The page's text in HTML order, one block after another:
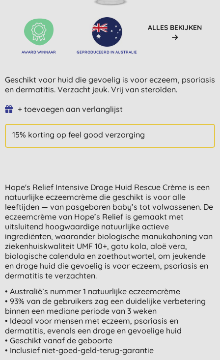
AWARD WINNAAR GEPRODUCEERD IN AUSTRALIE
ALLES BEKIJKEN
Geschikt voor huid die gevoelig is voor eczeem, psoriasis
en dermatitis. Verzacht jeuk. Vrij van steroïden.
+ toevoegen aan verlanglijst
15% korting op feel good verzorging
Hope's Relief Intensive Droge Huid Rescue Crème is een
natuurlijke eczeemcrème die geschikt is voor alle
leeftijden — van pasgeboren baby’s tot volwassenen. De
eczeemcrème van Hope’s Relief is gemaakt met
uitsluitend hoogwaardige natuurlijke actieve
ingrediënten, waaronder biologische manukahoning van
ziekenhuiskwaliteit UMF 10+, gotu kola, aloë vera,
biologische calendula en zoethoutwortel, om jeukende
en droge huid die gevoelig is voor eczeem, psoriasis en
dermatitis te verzachten.
• Australië’s nummer 1 natuurlijke eczeemcrème
• 93% van de gebruikers zag een duidelijke verbetering
binnen een mediane periode van 3 weken
• Ideaal voor mensen met eczeem, psoriasis en
dermatitis, evenals een droge en gevoelige huid
• Geschikt vanaf de geboorte
• Inclusief niet-goed-geld-terug-garantie